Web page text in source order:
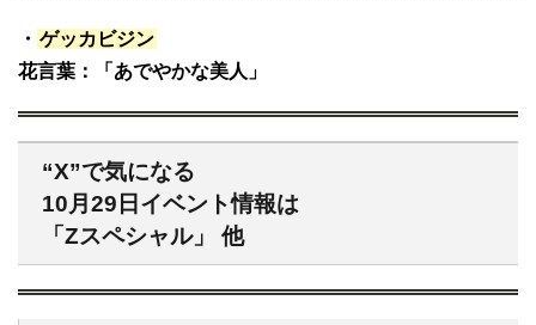
・ ゲッカビジン
花言葉：「あでやかな美人」
“X”で気になる
10月29日イベント情報は
「Zスペシャル」 他